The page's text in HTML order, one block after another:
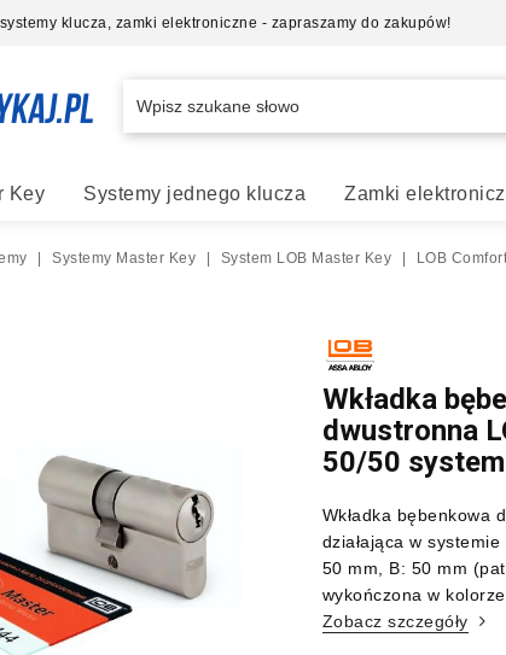
klucza, zamki elektroniczne - zapraszamy do zakupów!
Key Systemy jednego klucza Zamki
Systemy Master Key System LOB Master Key LOB
Wkładka
dwustronna
50/50
Wkładka bębenkowa
działająca w
50 mm, B: 50 mm
wykończona w
Zobacz szczegóły